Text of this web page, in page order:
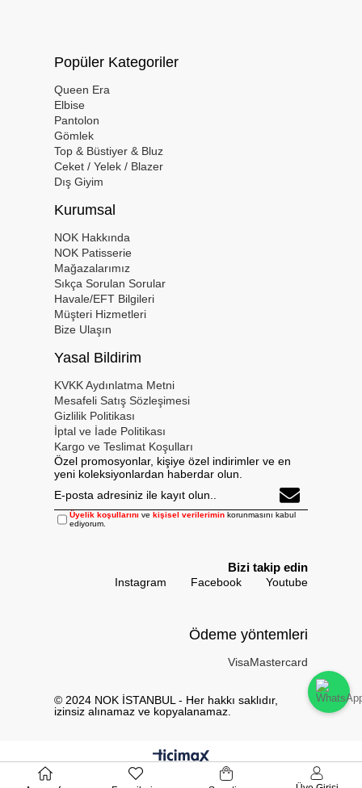
Popüler Kategoriler
Queen Era
Elbise
Pantolon
Gömlek
Top & Büstiyer & Bluz
Ceket / Yelek / Blazer
Dış Giyim
Kurumsal
NOK Hakkında
NOK Patisserie
Mağazalarımız
Sıkça Sorulan Sorular
Havale/EFT Bilgileri
Müşteri Hizmetleri
Bize Ulaşın
Yasal Bildirim
KVKK Aydınlatma Metni
Mesafeli Satış Sözleşimesi
Gizlilik Politikası
İptal ve İade Politikası
Kargo ve Teslimat Koşulları
Özel promosyonlar, kişiye özel indirimler ve en
yeni koleksiyonlardan haberdar olun.
Üyelik koşullarını vekişisel verilerimin korunmasını kabul
ediyorum.
Bizi takip edin
Instagram Facebook Youtube
Ödeme yöntemleri
VisaMastercard
© 2024 NOK İSTANBUL - Her hakkı saklıdır,
izinsiz alınamaz ve kopyalanamaz.